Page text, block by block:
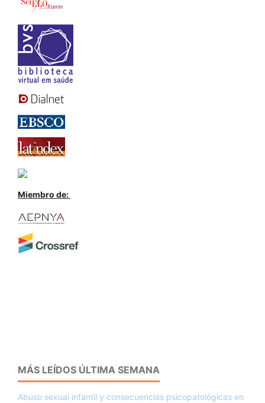
Miembro de:
MÁS LEÍDOS ÚLTIMA SEMANA
Abuso sexual infantil y consecuencias psicopatológicas en